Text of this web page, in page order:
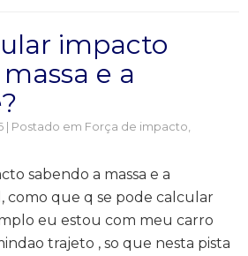
impacto
e a
| Postado em Força de impacto,
sabendo a massa e a
como que q se pode calcular
eu estou com meu carro
trajeto , so que nesta pista